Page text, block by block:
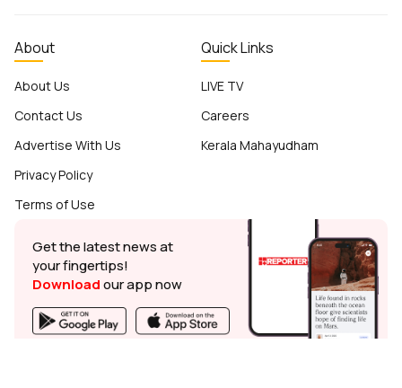
About
About Us
Contact Us
Advertise With Us
Privacy Policy
Terms of Use
Quick Links
LIVE TV
Careers
Kerala Mahayudham
Get the latest news at
your fingertips!
Downloadour app now